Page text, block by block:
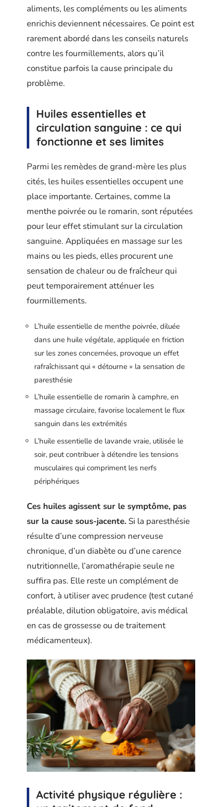
aliments, les compléments ou les aliments
enrichis deviennent nécessaires. Ce point est
rarement abordé dans les conseils naturels
contre les fourmillements, alors qu’il
constitue parfois la cause principale du
problème.
Huiles essentielles et
circulation sanguine : ce qui
fonctionne et ses limites
Parmi les remèdes de grand-mère les plus
cités, les huiles essentielles occupent une
place importante. Certaines, comme la
menthe poivrée ou le romarin, sont réputées
pour leur effet stimulant sur la circulation
sanguine. Appliquées en massage sur les
mains ou les pieds, elles procurent une
sensation de chaleur ou de fraîcheur qui
peut temporairement atténuer les
fourmillements.
L’huile essentielle de menthe poivrée, diluée
dans une huile végétale, appliquée en friction
sur les zones concernées, provoque un effet
rafraîchissant qui « détourne » la sensation de
paresthésie
L’huile essentielle de romarin à camphre, en
massage circulaire, favorise localement le flux
sanguin dans les extrémités
L’huile essentielle de lavande vraie, utilisée le
soir, peut contribuer à détendre les tensions
musculaires qui compriment les nerfs
périphériques
Ces huiles agissent sur le symptôme, pas
sur la cause sous-jacente. Si la paresthésie
résulte d’une compression nerveuse
chronique, d’un diabète ou d’une carence
nutritionnelle, l’aromathérapie seule ne
suffira pas. Elle reste un complément de
confort, à utiliser avec prudence (test cutané
préalable, dilution obligatoire, avis médical
en cas de grossesse ou de traitement
médicamenteux).
Activité physique régulière :